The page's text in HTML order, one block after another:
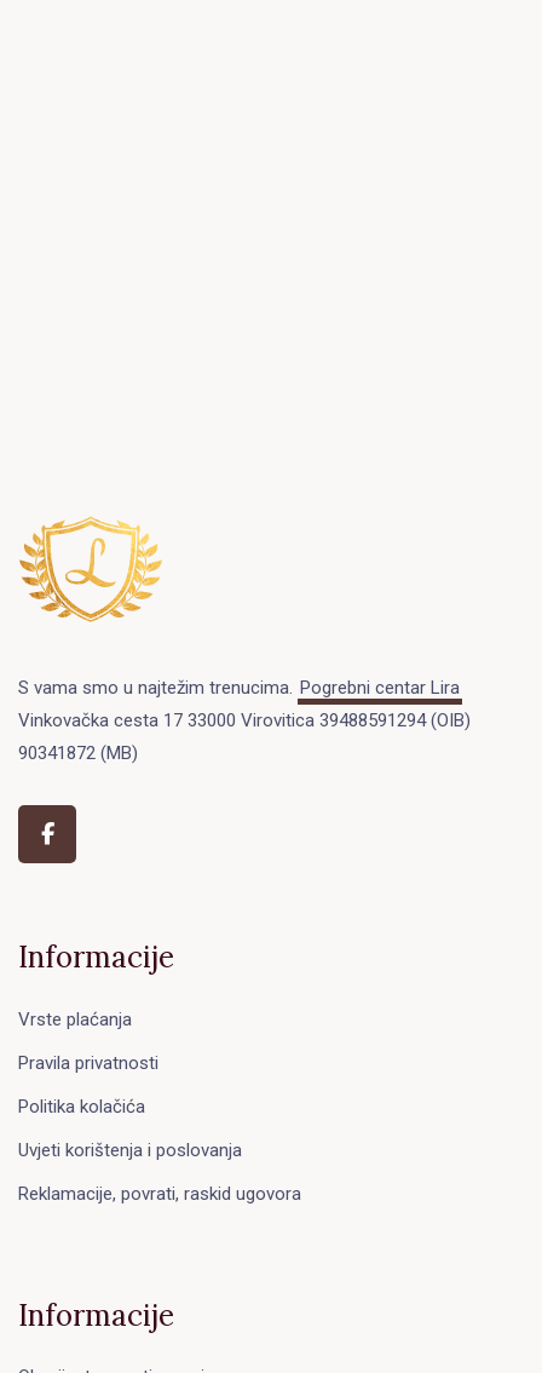
S vama smo u najtežim trenucima. Pogrebni centar Lira
Vinkovačka cesta 17 33000 Virovitica 39488591294 (OIB)
90341872 (MB)
Informacije
Vrste plaćanja
Pravila privatnosti
Politika kolačića
Uvjeti korištenja i poslovanja
Reklamacije, povrati, raskid ugovora
Informacije